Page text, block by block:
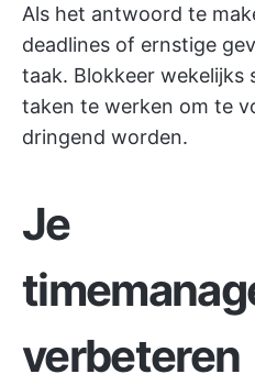
Als het antwoord te
deadlines of ernstige
taak. Blokkeer wekelijks
taken te werken om te
dringend worden.
Je
verbeteren